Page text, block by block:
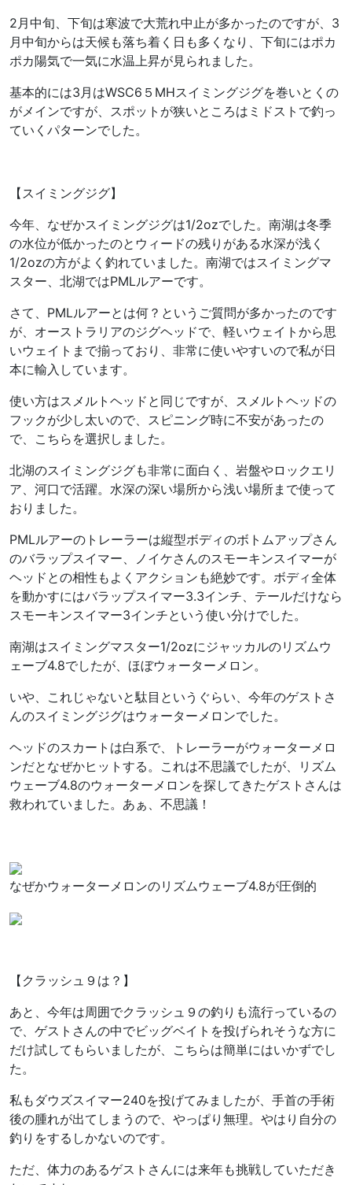
2月中旬、下旬は寒波で大荒れ中止が多かったのですが、3
月中旬からは天候も落ち着く日も多くなり、下旬にはポカ
ポカ陽気で一気に水温上昇が見られました。
基本的には3月はWSC6５MHスイミングジグを巻いとくの
がメインですが、スポットが狭いところはミドストで釣っ
ていくパターンでした。
【スイミングジグ】
今年、なぜかスイミングジグは1/2ozでした。南湖は冬季
の水位が低かったのとウィードの残りがある水深が浅く
1/2ozの方がよく釣れていました。南湖ではスイミングマ
スター、北湖ではPMLルアーです。
さて、PMLルアーとは何？というご質問が多かったのです
が、オーストラリアのジグヘッドで、軽いウェイトから思
いウェイトまで揃っており、非常に使いやすいので私が日
本に輸入しています。
使い方はスメルトヘッドと同じですが、スメルトヘッドの
フックが少し太いので、スピニング時に不安があったの
で、こちらを選択しました。
北湖のスイミングジグも非常に面白く、岩盤やロックエリ
ア、河口で活躍。水深の深い場所から浅い場所まで使って
おりました。
PMLルアーのトレーラーは縦型ボディのボトムアップさん
のバラップスイマー、ノイケさんのスモーキンスイマーが
ヘッドとの相性もよくアクションも絶妙です。ボディ全体
を動かすにはバラップスイマー3.3インチ、テールだけなら
スモーキンスイマー3インチという使い分けでした。
南湖はスイミングマスター1/2ozにジャッカルのリズムウ
ェーブ4.8でしたが、ほぼウォーターメロン。
いや、これじゃないと駄目というぐらい、今年のゲストさ
んのスイミングジグはウォーターメロンでした。
ヘッドのスカートは白系で、トレーラーがウォーターメロ
ンだとなぜかヒットする。これは不思議でしたが、リズム
ウェーブ4.8のウォーターメロンを探してきたゲストさんは
救われていました。あぁ、不思議！
なぜかウォーターメロンのリズムウェーブ4.8が圧倒的
【クラッシュ９は？】
あと、今年は周囲でクラッシュ９の釣りも流行っているの
で、ゲストさんの中でビッグベイトを投げられそうな方に
だけ試してもらいましたが、こちらは簡単にはいかずでし
た。
私もダウズスイマー240を投げてみましたが、手首の手術
後の腫れが出てしまうので、やっぱり無理。やはり自分の
釣りをするしかないのです。
ただ、体力のあるゲストさんには来年も挑戦していただき